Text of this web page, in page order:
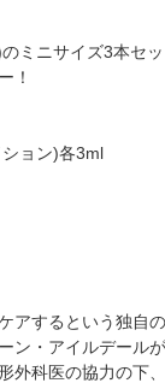
ミニサイズ3本セッ
！
ョン)各3ml
するという独自
ン・アイルデール
科医の協力の下、